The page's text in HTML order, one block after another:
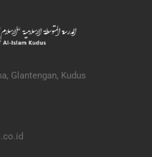
Glantengan, Kudus